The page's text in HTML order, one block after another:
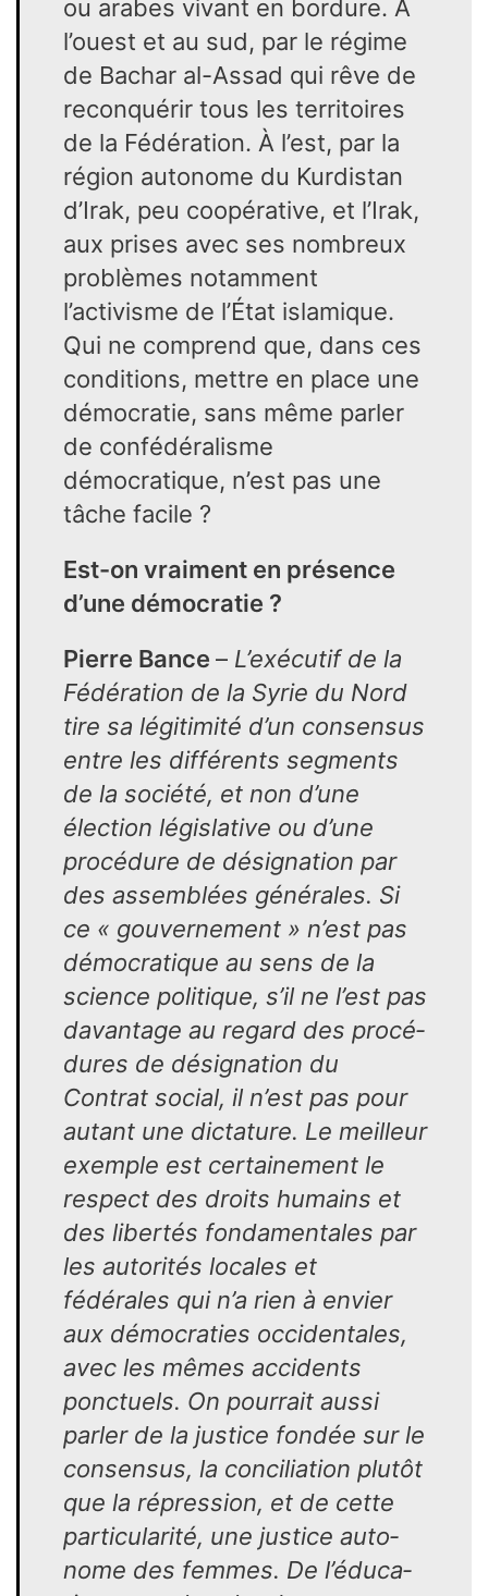
ou arabes vivant en bordure. À
l’ouest et au sud, par le régime
de Bachar al-Assad qui rêve de
reconquérir tous les territoires
de la Fédération. À l’est, par la
région autonome du Kurdistan
d’Irak, peu coopérative, et l’Irak,
aux prises avec ses nombreux
problèmes notamment
l’activisme de l’État islamique.
Qui ne comprend que, dans ces
conditions, mettre en place une
démocratie, sans même parler
de confédéralisme
démocratique, n’est pas une
tâche facile ?
Est-on vraiment en présence
d’une démocratie ?
Pierre Bance – L’exécutif de la
Fédération de la Syrie du Nord
tire sa légitimité d’un consensus
entre les diffé­rents segments
de la société, et non d’une
élection législative ou d’une
procédure de désignation par
des assemblées générales. Si
ce « gouvernement » n’est pas
démocratique au sens de la
science politique, s’il ne l’est pas
davantage au regard des procé­
dures de désignation du
Contrat social, il n’est pas pour
autant une dictature. Le meilleur
exemple est certainement le
respect des droits humains et
des libertés fon­damentales par
les autorités lo­cales et
fédérales qui n’a rien à envier
aux démocraties occiden­tales,
avec les mêmes accidents
ponctuels. On pourrait aussi
parler de la justice fondée sur le
consensus, la conciliation plutôt
que la répression, et de cette
particularité, une justice auto­
nome des femmes. De l’éduca­